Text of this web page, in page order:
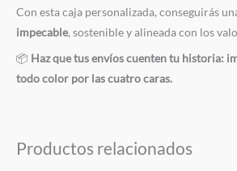
Con esta caja personalizada, conseguirás
impecable, sostenible y alineada con los
📦 Haz que tus envíos cuenten tu historia:
todo color por las cuatro caras.
Productos relacionados